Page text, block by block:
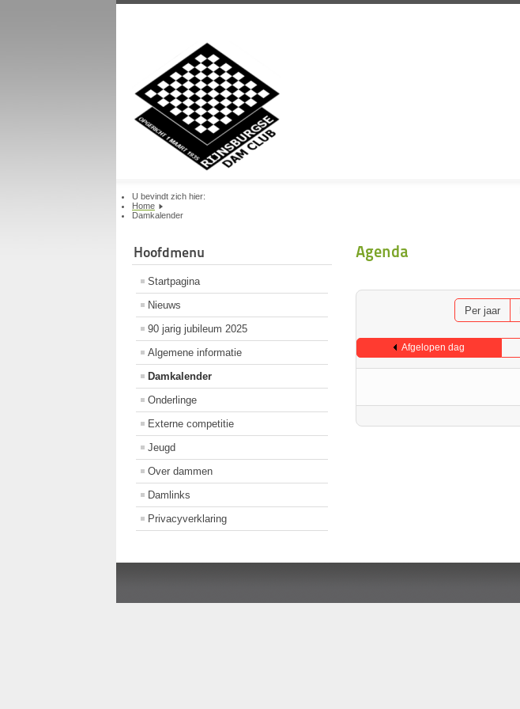
U bevindt zich hier:
Home
Damkalender
Hoofdmenu
Startpagina
Nieuws
90 jarig jubileum 2025
Algemene informatie
Damkalender
Onderlinge
Externe competitie
Jeugd
Over dammen
Damlinks
Privacyverklaring
Agenda
Per jaar
Afgelopen dag